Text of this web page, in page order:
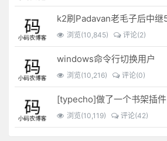
浏览(10,845) 评论(2)
windows命令行切换用户
浏览(10,216) 评论(0)
[typecho]做了一个书架插件
浏览(10,119) 评论(42)